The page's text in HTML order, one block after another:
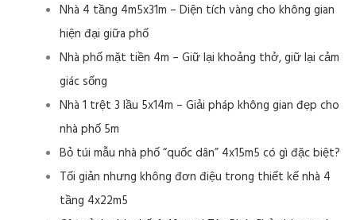
Nhà 4 tầng 4m5x31m – Diện tích vàng cho không gian
hiện đại giữa phố
Nhà phố mặt tiền 4m – Giữ lại khoảng thở, giữ lại cảm
giác sống
Nhà 1 trệt 3 lầu 5x14m – Giải pháp không gian đẹp cho
nhà phố 5m
Bỏ túi mẫu nhà phố “quốc dân” 4x15m5 có gì đặc biệt?
Tối giản nhưng không đơn điệu trong thiết kế nhà 4
tầng 4x22m5